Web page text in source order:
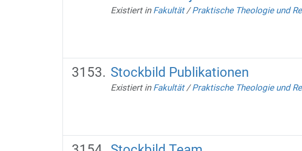
Existiert in Fakultät /Praktische Theologie und
Stockbild Publikationen
Existiert in Fakultät /Praktische Theologie und